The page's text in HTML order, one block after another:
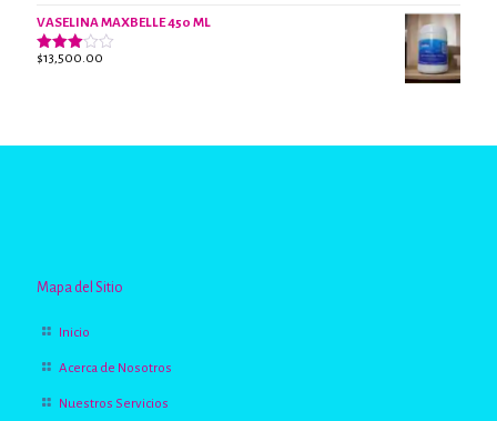
2.63
de 5
VASELINA MAXBELLE 450 ML
Valorado
$13,500.00
Mapa del Sitio
Inicio
Acerca de Nosotros
Nuestros Servicios